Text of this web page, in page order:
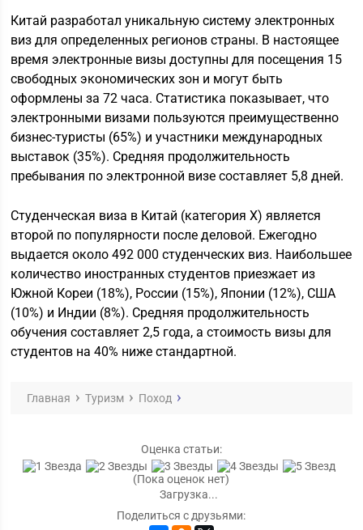
Китай разработал уникальную систему электронных
виз для определенных регионов страны. В настоящее
время электронные визы доступны для посещения 15
свободных экономических зон и могут быть
оформлены за 72 часа. Статистика показывает, что
электронными визами пользуются преимущественно
бизнес-туристы (65%) и участники международных
выставок (35%). Средняя продолжительность
пребывания по электронной визе составляет 5,8 дней.
Студенческая виза в Китай (категория X) является
второй по популярности после деловой. Ежегодно
выдается около 492 000 студенческих виз. Наибольшее
количество иностранных студентов приезжает из
Южной Кореи (18%), России (15%), Японии (12%), США
(10%) и Индии (8%). Средняя продолжительность
обучения составляет 2,5 года, а стоимость визы для
студентов на 40% ниже стандартной.
Главная Туризм Поход
Оценка статьи:
(Пока оценок нет)
Загрузка...
Поделиться с друзьями: